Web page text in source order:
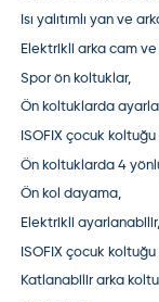
Isı yalıtımlı yan ve
Elektrikli arka cam
Spor ön koltuklar,
Ön koltuklarda
ISOFIX çocuk koltuğu
Ön koltuklarda 4
Ön kol dayama,
Elektrikli
ISOFIX çocuk koltuğu
Katlanabilir arka